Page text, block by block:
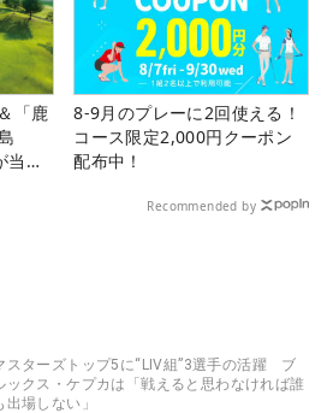
「鹿
当た
8-9月のプレーに2回使える！
コース限定2,000円クーポン
配布中！
Recommended by
スターズトップ5に“LIV組”3選手の活躍 ブ
ックス・ケプカは「戦えると思わなければ誰
出場しない」